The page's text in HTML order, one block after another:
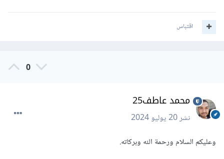
اقتباس
0
محمد عاطف25
نشر20 يوليو 2024
وعليكم السلام ورحمة الله وبركاته.